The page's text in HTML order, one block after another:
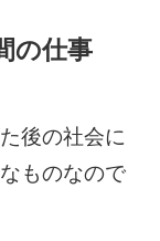
の仕事
後の社会に
ものなので